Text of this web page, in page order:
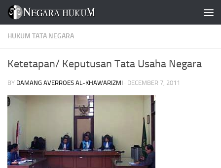
Skip to content
HUKUM TATA NEGARA
Ketetapan/ Keputusan Tata Usaha Negara
BY DAMANG AVERROES AL-KHAWARIZMI · DECEMBER 7, 2011